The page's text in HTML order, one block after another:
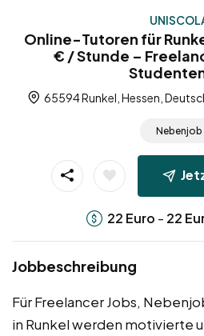
Online-Tutoren für
€ / Stunde –
65594 Runkel, Hessen,
Nebenjob
22 Euro - 22
Jobbeschreibung
Für Freelancer Jobs,
in Runkel werden motivierte